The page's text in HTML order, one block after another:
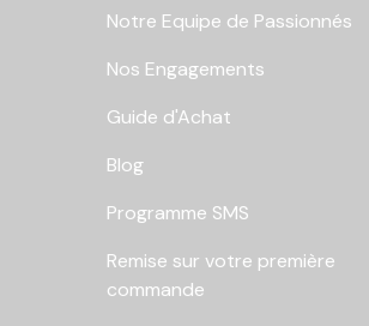
Notre Equipe de Passionnés
Nos Engagements
Guide d'Achat
Blog
Programme SMS
Remise sur votre première
commande